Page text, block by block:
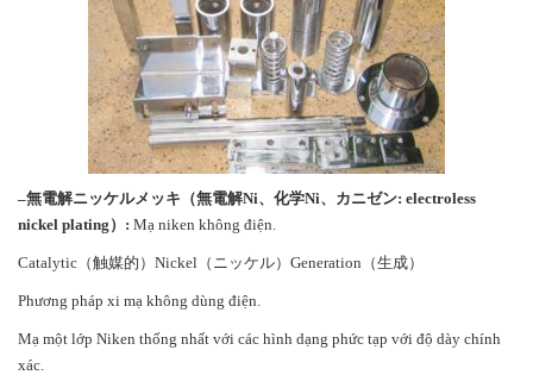
–無電解ニッケルメッキ（無電解Ni、化学Ni、カニゼン: electroless
nickel plating ） : Mạ niken không điện.
Catalytic（触媒的）Nickel（ニッケル）Generation（生成）
Phương pháp xi mạ không dùng điện.
Mạ một lớp Niken thống nhất với các hình dạng phức tạp với độ dày chính
xác.